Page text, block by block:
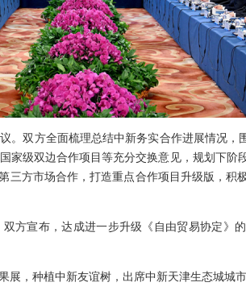
。双方全面梳理总结中新务实合作进展情况，
家级双边合作项目等充分交换意见，规划下阶
三方市场合作，打造重点合作项目升级版，积
方宣布，达成进一步升级《自由贸易协定》
展，种植中新友谊树，出席中新天津生态城城